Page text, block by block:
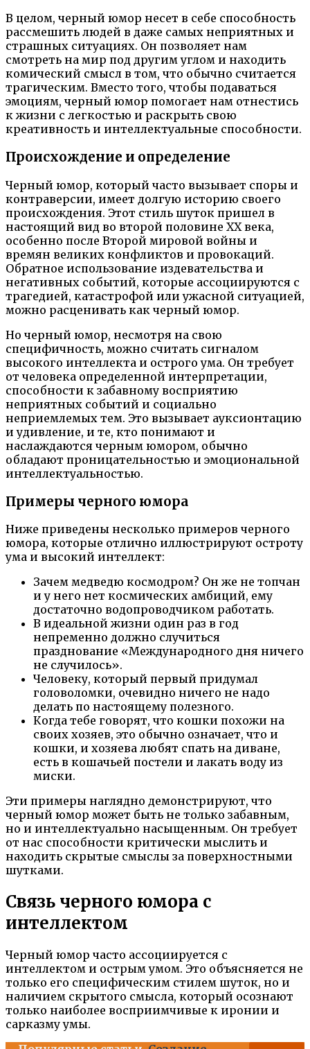
В целом, черный юмор несет в себе способность
рассмешить людей в даже самых неприятных и
страшных ситуациях. Он позволяет нам
смотреть на мир под другим углом и находить
комический смысл в том, что обычно считается
трагическим. Вместо того, чтобы подаваться
эмоциям, черный юмор помогает нам отнестись
к жизни с легкостью и раскрыть свою
креативность и интеллектуальные способности.
Происхождение и определение
Черный юмор, который часто вызывает споры и
контраверсии, имеет долгую историю своего
происхождения. Этот стиль шуток пришел в
настоящий вид во второй половине XX века,
особенно после Второй мировой войны и
времян великих конфликтов и провокаций.
Обратное использование издевательства и
негативных событий, которые ассоциируются с
трагедией, катастрофой или ужасной ситуацией,
можно расценивать как черный юмор.
Но черный юмор, несмотря на свою
специфичность, можно считать сигналом
высокого интеллекта и острого ума. Он требует
от человека определенной интерпретации,
способности к забавному восприятию
неприятных событий и социально
неприемлемых тем. Это вызывает ауксионтацию
и удивление, и те, кто понимают и
наслаждаются черным юмором, обычно
обладают проницательностью и эмоциональной
интеллектуальностью.
Примеры черного юмора
Ниже приведены несколько примеров черного
юмора, которые отлично иллюстрируют остроту
ума и высокий интеллект:
Зачем медведю космодром? Он же не топчан
и у него нет космических амбиций, ему
достаточно водопроводчиком работать.
В идеальной жизни один раз в год
непременно должно случиться
празднование «Международного дня ничего
не случилось».
Человеку, который первый придумал
головоломки, очевидно ничего не надо
делать по настоящему полезного.
Когда тебе говорят, что кошки похожи на
своих хозяев, это обычно означает, что и
кошки, и хозяева любят спать на диване,
есть в кошачьей постели и лакать воду из
миски.
Эти примеры наглядно демонстрируют, что
черный юмор может быть не только забавным,
но и интеллектуально насыщенным. Он требует
от нас способности критически мыслить и
находить скрытые смыслы за поверхностными
шутками.
Связь черного юмора с
интеллектом
Черный юмор часто ассоциируется с
интеллектом и острым умом. Это объясняется не
только его специфическим стилем шуток, но и
наличием скрытого смысла, который осознают
только наиболее восприимчивые к иронии и
сарказму умы.